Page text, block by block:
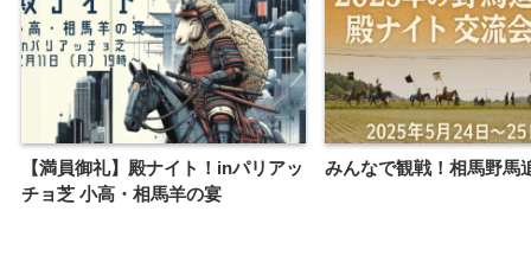
【満員御礼】殿ナイト！inパリアッ
チョ芝 小高・相馬羊の宴
みんなで観戦！相馬野馬